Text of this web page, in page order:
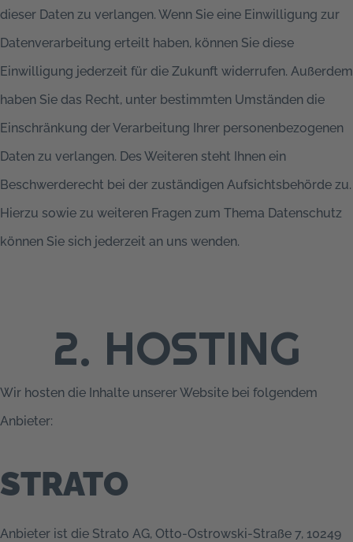
dieser Daten zu verlangen. Wenn Sie eine Einwilligung zur
Datenverarbeitung erteilt haben, können Sie diese
Einwilligung jederzeit für die Zukunft widerrufen. Außerdem
haben Sie das Recht, unter bestimmten Umständen die
Einschränkung der Verarbeitung Ihrer personenbezogenen
Daten zu verlangen. Des Weiteren steht Ihnen ein
Beschwerderecht bei der zuständigen Aufsichtsbehörde zu.
Hierzu sowie zu weiteren Fragen zum Thema Datenschutz
können Sie sich jederzeit an uns wenden.
2. HOSTING
Wir hosten die Inhalte unserer Website bei folgendem
Anbieter:
STRATO
Anbieter ist die Strato AG, Otto-Ostrowski-Straße 7, 10249